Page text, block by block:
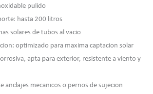
pulido
hasta 200 litros
solares de tubos al vacio
optimizado para maxima captacion solar
apta para exterior, resistente a viento y
anclajes mecanicos o pernos de sujecion